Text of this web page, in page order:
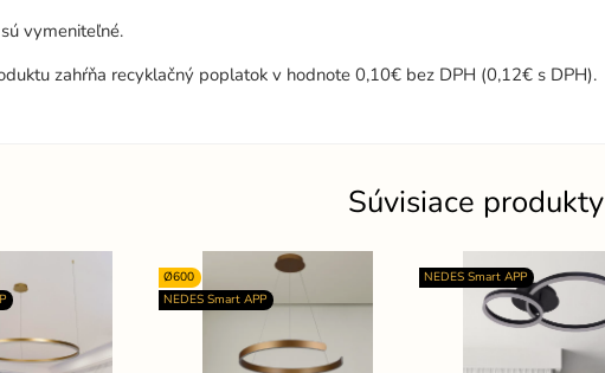
vymeniteľné.
zahŕňa recyklačný poplatok v hodnote 0,10€ bez DPH (0,12€ s DPH).
Súvisiace produkty
Ø600
NEDES Smart APP
NEDES Smart APP